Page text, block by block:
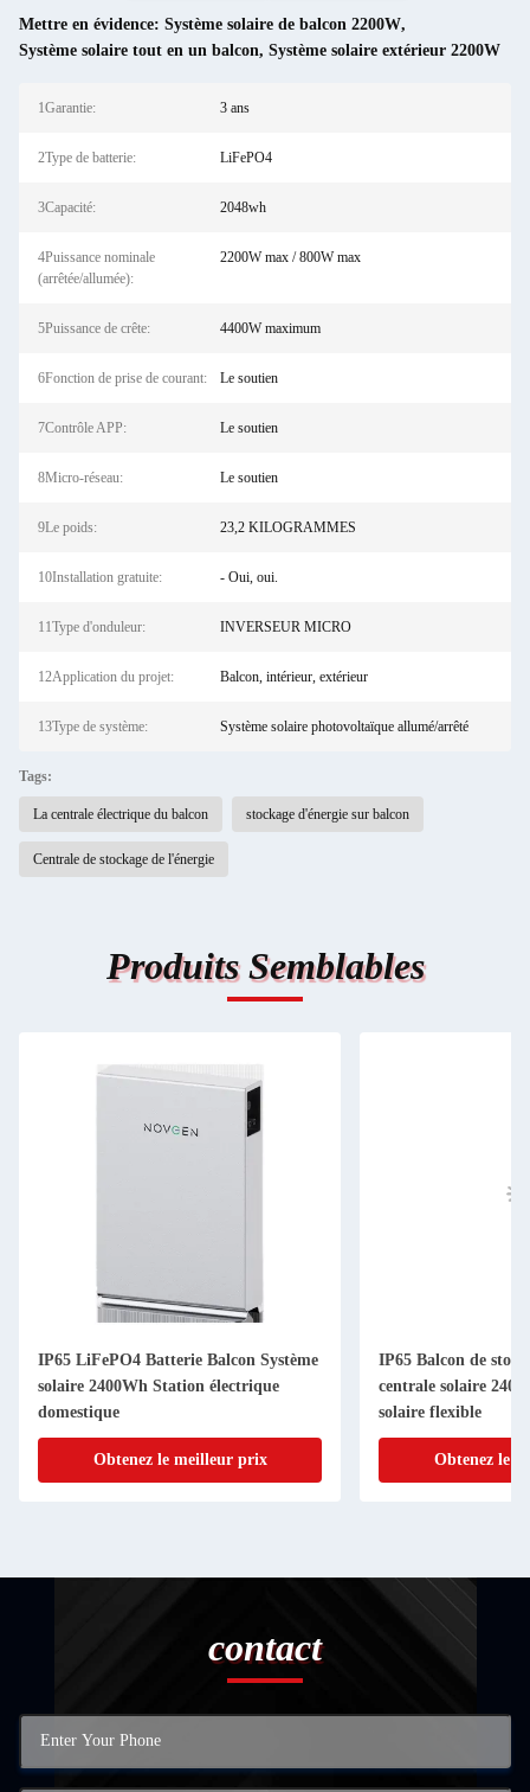
Mettre en évidence: Système solaire de balcon 2200W,
Système solaire tout en un balcon, Système solaire extérieur 2200W
1Garantie: 3 ans
2Type de batterie: LiFePO4
3Capacité: 2048wh
4Puissance nominale
(arrêtée/allumée):
2200W max / 800W max
5Puissance de crête: 4400W maximum
6Fonction de prise de courant: Le soutien
7Contrôle APP: Le soutien
8Micro-réseau: Le soutien
9Le poids: 23,2 KILOGRAMMES
10Installation gratuite: - Oui, oui.
11Type d'onduleur: INVERSEUR MICRO
12Application du projet: Balcon, intérieur, extérieur
13Type de système: Système solaire photovoltaïque allumé/arrêté
Tags:
La centrale électrique du balcon stockage d'énergie sur balcon
Centrale de stockage de l'énergie
Produits Semblables
IP65 LiFePO4 Batterie Balcon Système
solaire 2400Wh Station électrique
domestique
Obtenez le meilleur prix
IP65 Balcon de
centrale solaire
solaire flexible
Obtenez le
contact